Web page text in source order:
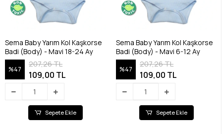
Sema Baby Yarım Kol Kaşkorse
Badi (Body) - Mavi 18-24 Ay
%47
207,26 TL
109,00 TL
Sepete Ekle
Sema Baby Yarım Kol Kaşkorse
Badi (Body) - Mavi 6-12 Ay
%47
207,26 TL
109,00 TL
Sepete Ekle